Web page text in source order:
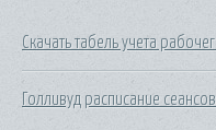
Скачать табель учета
Голливуд расписание